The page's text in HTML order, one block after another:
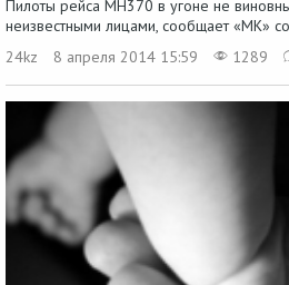
Пилоты рейса MH370 в угоне не
неизвестными лицами, сообщает «МК»
24kz
8 апреля 2014 15:59 1289